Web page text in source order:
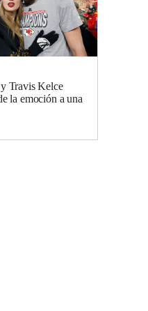
Travis Kelce
la emoción a una